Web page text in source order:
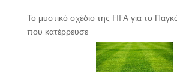
Το μυστικό σχέδιο της FIFA για το
που κατέρρευσε